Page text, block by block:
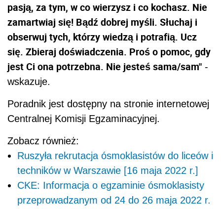
pasją, za tym, w co wierzysz i co kochasz. Nie
zamartwiaj się! Bądź dobrej myśli. Słuchaj i
obserwuj tych, którzy wiedzą i potrafią. Ucz
się. Zbieraj doświadczenia. Proś o pomoc, gdy
jest Ci ona potrzebna. Nie jesteś sama/sam" -
wskazuje.
Poradnik jest dostępny na stronie internetowej
Centralnej Komisji Egzaminacyjnej.
Zobacz również:
Ruszyła rekrutacja ósmoklasistów do liceów i
techników w Warszawie [16 maja 2022 r.]
CKE: Informacja o egzaminie ósmoklasisty
przeprowadzanym od 24 do 26 maja 2022 r.